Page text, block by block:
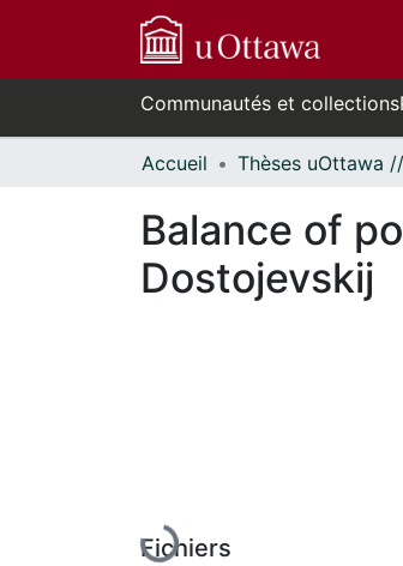
Communautés et collections
Accueil
Balance of
Dostojevskij
En cours de chargement...
Fichiers